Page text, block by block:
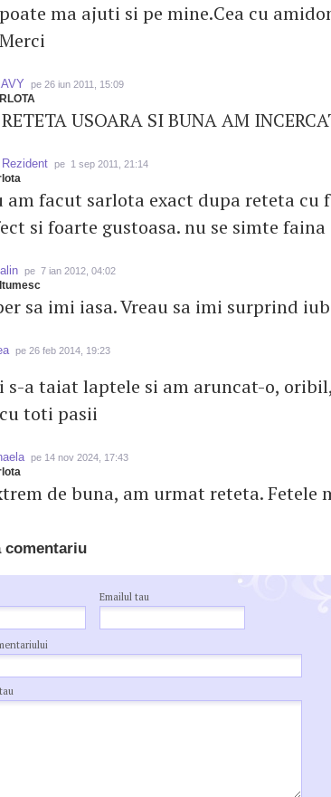
ma ajuti si pe mine.Cea cu
pe 26 iun 2011, 15:09
USOARA SI BUNA AM
Rezident pe 1 sep 2011, 21:14
am facut sarlota exact dupa reteta cu
si foarte gustoasa. nu se simte
pe 7 ian 2012, 04:02
sa imi iasa. Vreau sa imi surprind
pe 26 feb 2014, 19:23
s-a taiat laptele si am aruncat-o,
toti pasii
pe 14 nov 2024, 17:43
de buna, am urmat reteta. Fetele
comentariu
Emailul tau